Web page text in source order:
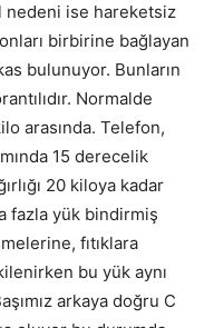
nedeni ise hareketsiz
birbirine bağlayan
bulunuyor. Bunların
Normalde
arasında. Telefon,
15 derecelik
20 kiloya kadar
fazla yük bindirmiş
fıtıklara
bu yük aynı
arkaya doğru C